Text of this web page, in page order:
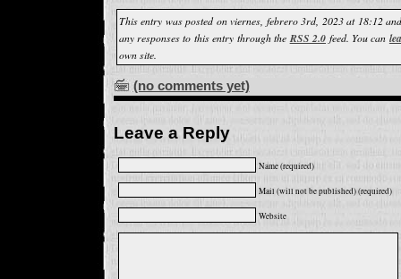
This entry was posted on viernes, febrero 3rd, 2023 at 18:12
any responses to this entry through the RSS 2.0 feed. You can
own site.
(no comments yet)
Leave a Reply
Name (required)
Mail (will not be published) (required)
Website